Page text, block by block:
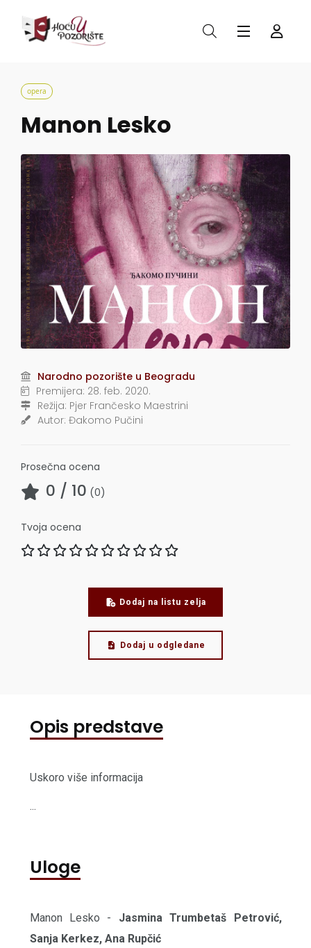
opera
Manon Lesko
Narodno pozorište u Beogradu
Premijera: 28. feb. 2020.
Režija: Pjer Frančesko Maestrini
Autor: Đakomo Pučini
Prosečna ocena
0 / 10 (0)
Tvoja ocena
Dodaj na listu zelja
Dodaj u odgledane
Opis predstave
Uskoro više informacija
...
Uloge
Manon Lesko - Jasmina Trumbetaš Petrović,
Sanja Kerkez, Ana Rupčić